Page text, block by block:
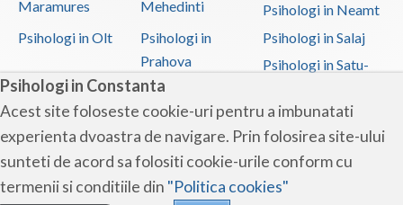
Psihologi in Constanta
Acest site foloseste cookie-uri pentru a imbunatati
experienta dvoastra de navigare. Prin folosirea site-ului
sunteti de acord sa folositi cookie-urile conform cu
termenii si conditiile din "Politica cookies"
Maramures
Mehedinti
Psihologi in Neamt
Psihologi in Olt
Psihologi in
Prahova
Psihologi in Salaj
Psihologi in Satu-
Psihologi in Sibiu
Psihologi in
Suceava
Psihologi in
Teleorman
Psihologi in Timis
Psihologi in Tulcea Psihologi in Valcea
Psihologi in Vaslui
Psihologi in